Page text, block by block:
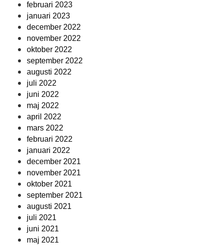
februari 2023
januari 2023
december 2022
november 2022
oktober 2022
september 2022
augusti 2022
juli 2022
juni 2022
maj 2022
april 2022
mars 2022
februari 2022
januari 2022
december 2021
november 2021
oktober 2021
september 2021
augusti 2021
juli 2021
juni 2021
maj 2021